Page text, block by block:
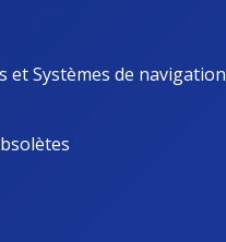
et Systèmes de navigation